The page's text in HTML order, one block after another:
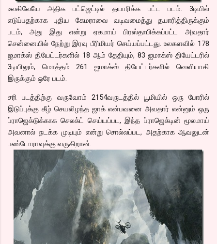
உலகிலேயே அதிக பட்ஜெட்டில் தயாரிக்க பட்ட படம். 3டியில்
எடுப்பதற்காக புதிய கேமராவை வடிவமைத்து தயாரித்திருக்கும்
படம், அது இது என்று ஏகமாய் பிரஸ்தாபிக்கப்பட்ட அவதார்
சென்னையில் நேற்று இரவு பீரிமியர் செய்யப்பட்டது. உலகளவில் 178
ஐமாக்ஸ் தியேட்டர்களில் 18 ஆம் தேதியும், 83 ஐமாக்ஸ் தியேட்டரில்
3டியிலும், மொத்தம் 261 ஐமாக்ஸ் தியேட்டர்களில் வெளியாகி
இருக்கும் ஒரே படம்.
சரி படத்திற்கு வருவோம் 2154வருடத்தில் பூமியில் ஒரு போரில்
இடுப்புக்கு கீழ் செயலிழந்த ஜாக் என்பவனை அவதார் என்னும் ஒரு
ப்ராஜெக்டுக்காக செலக்ட் செய்யப்பட, இந்த ப்ராஜெக்டின் மூலமாய்
அவனால் நடக்க முடியும் என்று சொல்லப்பட, அதற்காக ஆவலுடன்
பண்டோராவுக்கு வருகிறான்.